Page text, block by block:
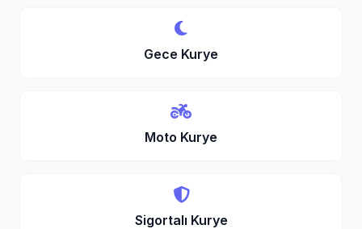
Gece Kurye
Moto Kurye
Sigortalı Kurye